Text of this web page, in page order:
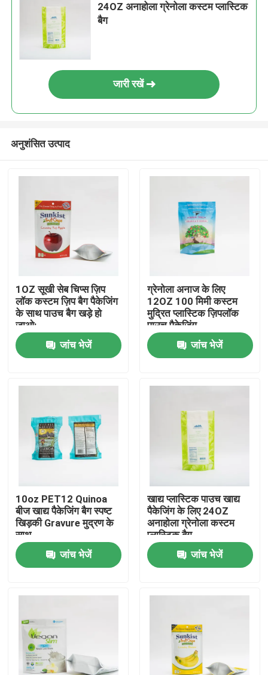
होम
फैक्टरी यात्रा
हमसे संपर्क करें
समाचार
सभी मामलों
खाद्य पैकेजिंग बैग
कॉफी पैकेजिंग बैग
24OZ अनाहोला ग्रेनोला कस्टम प्लास्टिक
बैग
जारी रखें
अनुशंसित उत्पाद
1OZ सूखी सेब चिप्स ज़िप
लॉक कस्टम ज़िप बैग पैकेजिंग
के साथ पाउच बैग खड़े हो
जाओ:
जांच भेजें
ग्रेनोला अनाज के लिए
12OZ 100 मिमी कस्टम
मुद्रित प्लास्टिक ज़िपलॉक
पाउच पैकेजिंग
जांच भेजें
10oz PET12 Quinoa
बीज खाद्य पैकेजिंग बैग स्पष्ट
खिड़की Gravure मुद्रण के
साथ
जांच भेजें
खाद्य प्लास्टिक पाउच खाद्य
पैकेजिंग के लिए 24OZ
अनाहोला ग्रेनोला कस्टम
प्लास्टिक बैग
जांच भेजें